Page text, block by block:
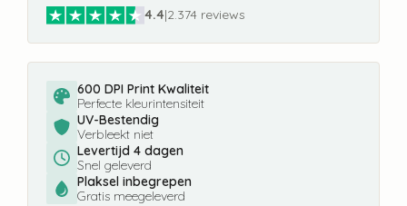
4.4|2.374 reviews
600 DPI Print Kwaliteit
Perfecte kleurintensiteit
UV-Bestendig
Verbleekt niet
Levertijd 4 dagen
Snel geleverd
Plaksel inbegrepen
Gratis meegeleverd